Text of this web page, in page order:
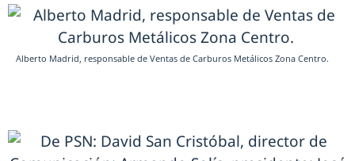
Alberto Madrid, responsable de Ventas de Carburos Metálicos Zona Centro.